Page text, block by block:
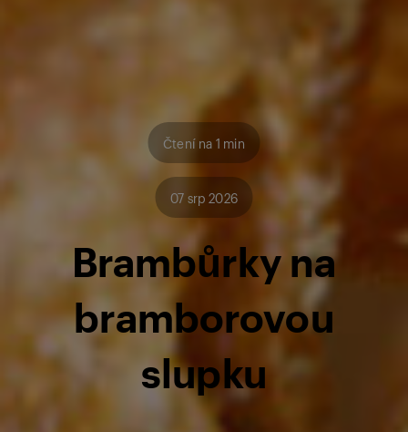
Čtení na 1 min
07 srp 2026
Brambůrky na
bramborovou
slupku